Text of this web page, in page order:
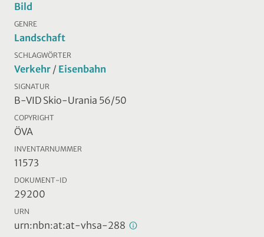
Bild
GENRE
Landschaft
SCHLAGWÖRTER
Verkehr / Eisenbahn
SIGNATUR
B-VID Skio-Urania 56/50
COPYRIGHT
ÖVA
INVENTARNUMMER
11573
DOKUMENT-ID
29200
URN
urn:nbn:at:at-vhsa-288